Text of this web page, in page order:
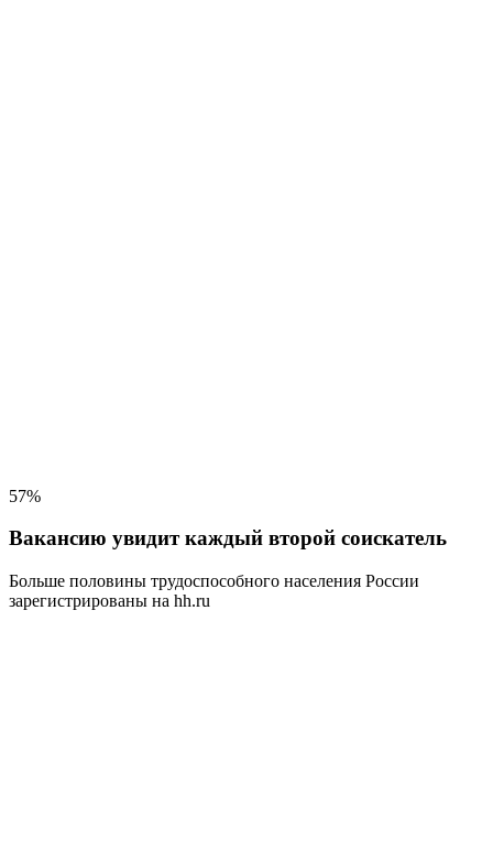
57%
Вакансию увидит каждый второй соискатель
Больше половины трудоспособного населения России
зарегистрированы на hh.ru